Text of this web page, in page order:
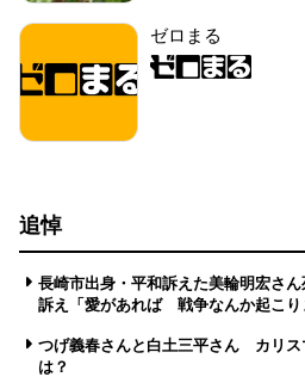
ゼロまる
追悼
長崎市出身・平和訴えた美輪明宏さ
訴え「愛があれば 戦争なんか起こり
つげ義春さんと白土三平さん カリス
は？